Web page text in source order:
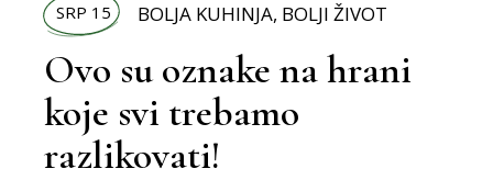
SRP 15 BOLJA KUHINJA, BOLJI ŽIVOT
Ovo su oznake na hrani
koje svi trebamo
razlikovati!